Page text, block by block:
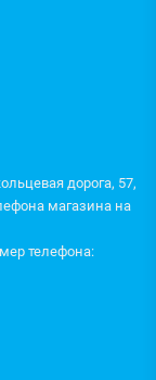
дорога, 57,
магазина на
телефона: